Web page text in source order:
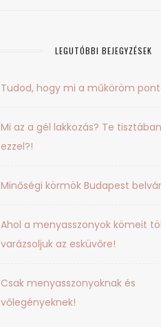
LEGUTÓBBI BEJEGYZÉSEK
Tudod, hogy mi a műköröm
Mi az a gél lakkozás? Te
ezzel?!
Minőségi körmök Budapest
Ahol a menyasszonyok kömeit
varázsoljuk az esküvőre!
Csak menyasszonyoknak és
vőlegényeknek!